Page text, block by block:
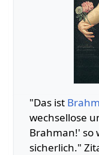
"Das ist
wechsellose
Brahman!' so
sicherlich."